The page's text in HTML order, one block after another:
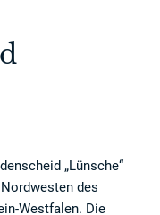
„Lünsche“
des
Westfalen. Die